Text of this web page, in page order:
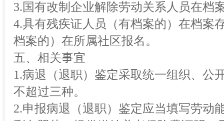
3.国有改制企业解除劳动关系人员在档
4.具有残疾证人员（有档案的）在档案
档案的）在所属社区报名。
五、相关事宜
1.病退（退职）鉴定采取统一组织、公
不超过三种。
2.申报病退（退职）鉴定应当填写劳动